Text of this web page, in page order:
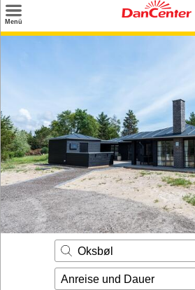
Menü
Angebote
Inspiration
Kontakt
Gut zu wissen
Login
Oksbøl
Anreise und Dauer